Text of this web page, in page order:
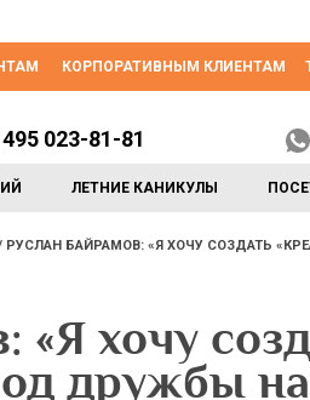
КОРПОРАТИВНЫМ КЛИЕНТАМ
ЛЕТНИЕ КАНИКУЛЫ
023-81-81
РУСЛАН БАЙРАМОВ: «Я ХОЧУ СОЗДАТЬ
«Я хочу
дружбы